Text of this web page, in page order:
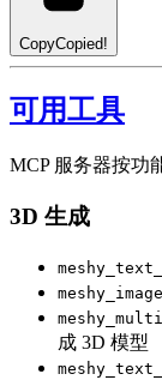
CopyCopied!
可用工具
MCP 服务器按功
3D 生成
成 3D 模型